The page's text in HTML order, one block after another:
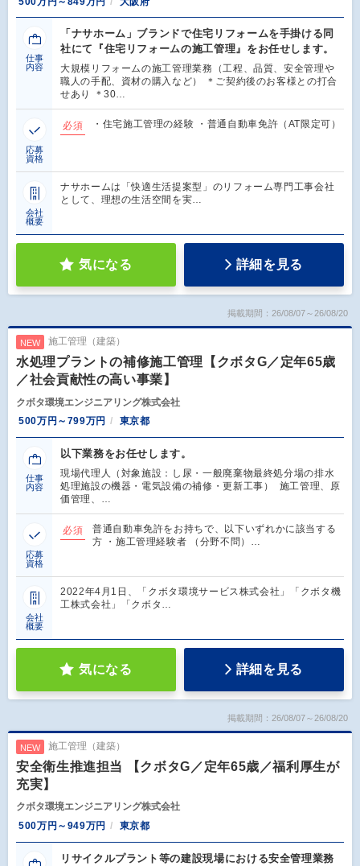
仕事
内容
「ナサホーム」ブランドで住宅リフォームを手掛ける同
社にて『住宅リフォームの施工管理』をお任せします。
大規模リフォームの施工管理業務（工程、品質、安全管理や
職人の手配、資材の購入など） ＊ご契約後のお客様との打合
せあり ＊30…
応募
資格
必須 ・住宅施工管理の経験 ・普通自動車免許（AT限定可）
会社
概要
ナサホームは「快適生活提案型」のリフォーム専門工事会社
として、理想の生活空間を実…
気になる 詳細を見る
掲載期間：26/08/07～26/08/20
NEW 施工管理（建築）
水処理プラントの補修施工管理【クボタG／定年65歳
／社会貢献性の高い事業】
クボタ環境エンジニアリング株式会社
500万円～799万円
東京都
仕事
内容
以下業務をお任せします。
現場代理人（対象施設：し尿・一般廃棄物最終処分場の排水
処理施設の機器・電気設備の補修・更新工事） 施工管理、原
価管理、…
応募
資格
必須
普通自動車免許をお持ちで、以下いずれかに該当する
方 ・施工管理経験者 （分野不問）…
会社
概要
2022年4月1日、「クボタ環境サービス株式会社」「クボタ機
工株式会社」「クボタ…
気になる 詳細を見る
掲載期間：26/08/07～26/08/20
NEW 施工管理（建築）
安全衛生推進担当 【クボタG／定年65歳／福利厚生が
充実】
クボタ環境エンジニアリング株式会社
500万円～949万円
東京都
リサイクルプラント等の建設現場における安全管理業務